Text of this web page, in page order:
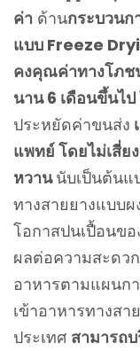
ค่า ด้านกระบวนก
แบบ Freeze
คงคุณค่าทางโภช
นาน 6 เดือนขึ้นไ
ประหยัดค่าขนส่ง
แพทย์ โดยไม่เสี่ย
หวานนับเป็นต้นแ
ทางสายยางแบบ
โอกาสปนเปื้อนข
ผลต่อความสะดว
อาหารตามแผนก
เข้าอาหารทางสา
ประเทศ สามารถ